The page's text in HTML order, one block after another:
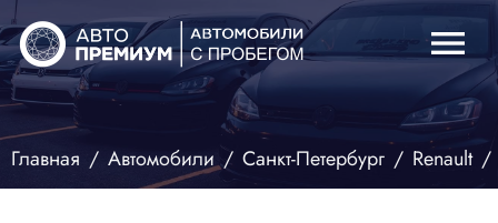
menu
Главная Автомобили Санкт-Петербург Renault